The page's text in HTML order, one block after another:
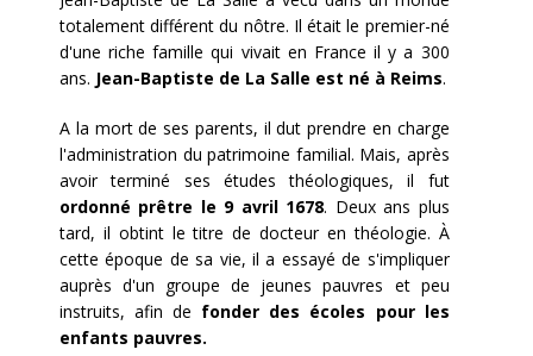
totalement différent du nôtre. Il était le premier-né
d'une riche famille qui vivait en France il y a 300
ans. Jean-Baptiste de La Salle est né à Reims.
A la mort de ses parents, il dut prendre en charge
l'administration du patrimoine familial. Mais, après
avoir terminé ses études théologiques, il fut
ordonné prêtre le 9 avril 1678. Deux ans plus
tard, il obtint le titre de docteur en théologie. À
cette époque de sa vie, il a essayé de s'impliquer
auprès d'un groupe de jeunes pauvres et peu
instruits, afin de fonder des écoles pour les
enfants pauvres.